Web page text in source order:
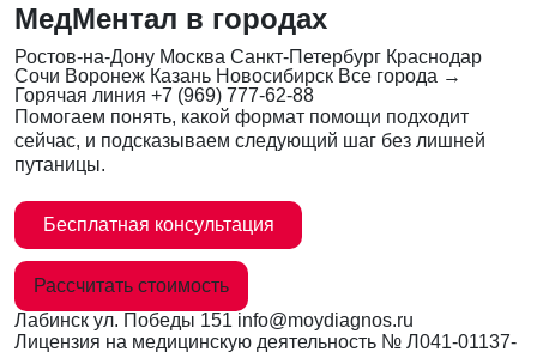
МедМентал в городах
Ростов-на-Дону Москва Санкт-Петербург Краснодар
Сочи Воронеж Казань Новосибирск Все города →
Горячая линия +7 (969) 777-62-88
Помогаем понять, какой формат помощи подходит
сейчас, и подсказываем следующий шаг без лишней
путаницы.
Бесплатная консультация
Рассчитать стоимость
Лабинск ул. Победы 151 info@moydiagnos.ru
Лицензия на медицинскую деятельность № Л041-01137-